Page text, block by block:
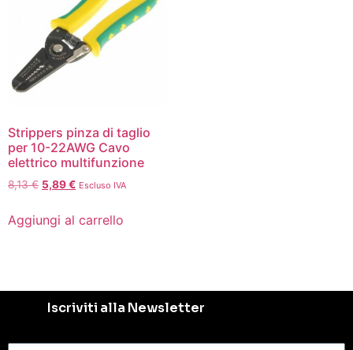
Strippers pinza di taglio
per 10-22AWG Cavo
elettrico multifunzione
8,13€ 5,89€ Escluso IVA
Aggiungi al carrello
Iscriviti alla Newsletter